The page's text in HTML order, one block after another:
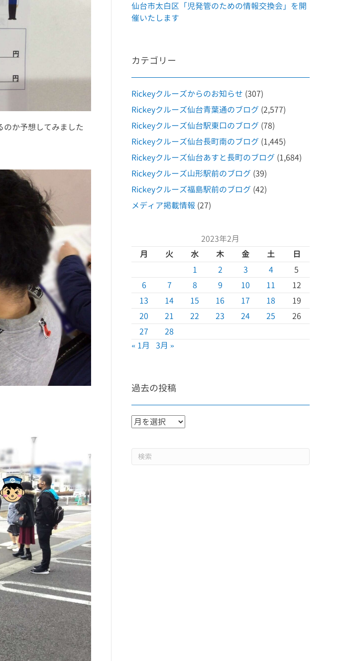
のか予想してみました
仙台市太白区「児発管のための情報交換会」を開
催いたします
カテゴリー
Rickeyクルーズからのお知らせ (307)
Rickeyクルーズ仙台青葉通のブログ (2,577)
Rickeyクルーズ仙台駅東口のブログ (78)
Rickeyクルーズ仙台長町南のブログ (1,445)
Rickeyクルーズ仙台あすと長町のブログ (1,684)
Rickeyクルーズ山形駅前のブログ (39)
Rickeyクルーズ福島駅前のブログ (42)
メディア掲載情報 (27)
2023年2月
月
火 水 木 金 土
日
1
2 3 4
5
6
7 8 9 10 11
12
13
14 15 16 17 18
19
20
21 22 23 24 25
26
27
28
« 1月
3月 »
過去の投稿
過
投